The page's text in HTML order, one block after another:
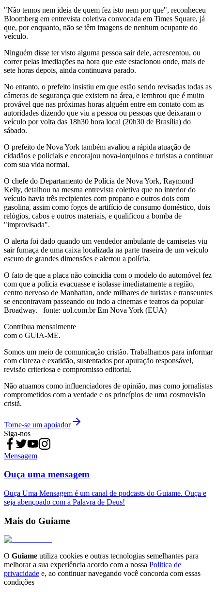
"Não temos nem ideia de quem fez isto nem por que", reconheceu
Bloomberg em entrevista coletiva convocada em Times Square, já
que, por enquanto, não se têm imagens de nenhum ocupante do
veículo.
Ninguém disse ter visto alguma pessoa sair dele, acrescentou, ou
correr pelas imediações na hora que este estacionou onde, mais de
sete horas depois, ainda continuava parado.
No entanto, o prefeito insistiu em que estão sendo revisadas todas as
câmeras de segurança que existem na área, e lembrou que é muito
provável que nas próximas horas alguém entre em contato com as
autoridades dizendo que viu a pessoa ou pessoas que deixaram o
veículo por volta das 18h30 hora local (20h30 de Brasília) do
sábado.
O prefeito de Nova York também avaliou a rápida atuação de
cidadãos e policiais e encorajou nova-iorquinos e turistas a continuar
com sua vida normal.
O chefe do Departamento de Polícia de Nova York, Raymond
Kelly, detalhou na mesma entrevista coletiva que no interior do
veículo havia três recipientes com propano e outros dois com
gasolina, assim como fogos de artifício de consumo doméstico, dois
relógios, cabos e outros materiais, e qualificou a bomba de
"improvisada".
O alerta foi dado quando um vendedor ambulante de camisetas viu
sair fumaça de uma caixa localizada na parte traseira de um veículo
escuro de grandes dimensões e alertou a polícia.
O fato de que a placa não coincidia com o modelo do automóvel fez
com que a polícia evacuasse e isolasse imediatamente a região,
centro nervoso de Manhattan, onde milhares de turistas e transeuntes
se encontravam passeando ou indo a cinemas e teatros da popular
Broadway. fonte: uol.com.brEm Nova York (EUA)
Contribua mensalmente
com o GUIA-ME.
Somos um meio de comunicação cristão. Trabalhamos para informar
com clareza e exatidão, sustentados por apuração responsável,
revisão criteriosa e compromisso editorial.
Não atuamos como influenciadores de opinião, mas como jornalistas
comprometidos com a verdade e os princípios de uma cosmovisão
cristã.
Torne-se um apoiador
Siga-nos
Mensagem
Ouça uma mensagem
Ouça Uma Mensagem é um canal de podcasts do Guiame. Ouça e
seja abençoado com a Palavra de Deus!
Mais do Guiame
O Guiame utiliza cookies e outras tecnologias semelhantes para
melhorar a sua experiência acordo com a nossa Politica de
privacidade e, ao continuar navegando você concorda com essas
condições